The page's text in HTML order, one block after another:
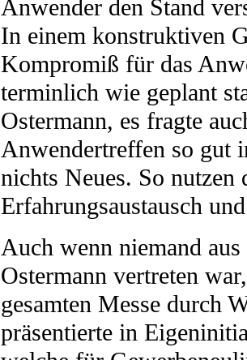
Anwender den Stand
In einem konstruktiven
Kompromiß für das
terminlich wie geplant
Ostermann, es fragte
Anwendertreffen so gut
nichts Neues. So
Erfahrungsaustausch
Auch wenn niemand
Ostermann vertreten
gesamten Messe durch
präsentierte in